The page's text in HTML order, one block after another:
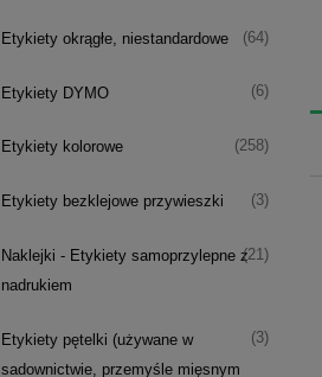
Etykiety okrągłe, niestandardowe (64)
Etykiety DYMO (6)
Etykiety kolorowe (258)
Etykiety bezklejowe przywieszki (3)
Naklejki - Etykiety samoprzylepne z
nadrukiem
(21)
Etykiety pętelki (używane w
sadownictwie, przemyśle mięsnym
(3)